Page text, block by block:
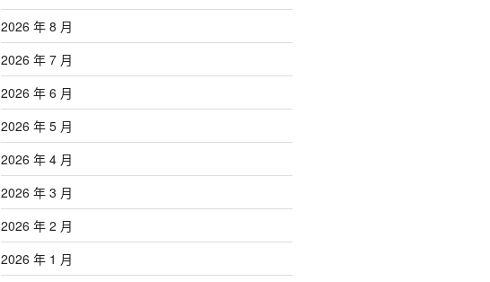
2026 年 8 月
2026 年 7 月
2026 年 6 月
2026 年 5 月
2026 年 4 月
2026 年 3 月
2026 年 2 月
2026 年 1 月